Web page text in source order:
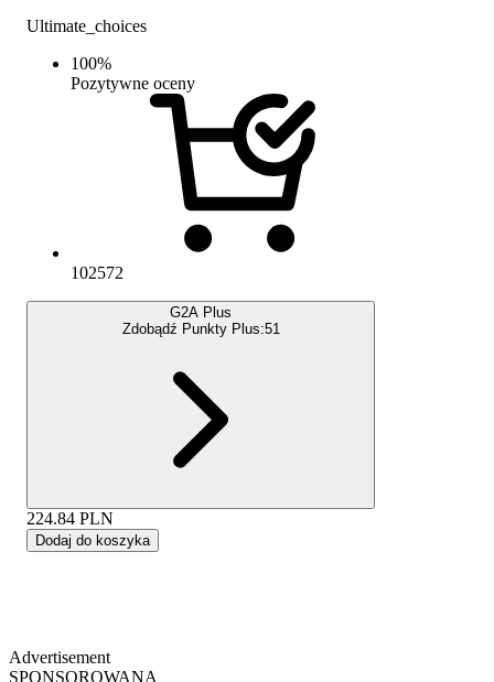
Ultimate_choices
100%
Pozytywne oceny
102572
G2A Plus
Zdobądź Punkty Plus:51
224.84 PLN
Dodaj do koszyka
Advertisement
SPONSOROWANA